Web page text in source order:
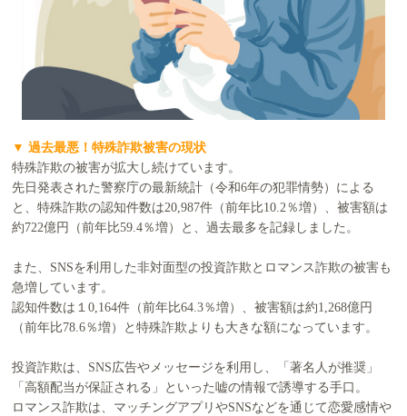
▼ 過去最悪！特殊詐欺被害の現状
特殊詐欺の被害が拡大し続けています。
先日発表された警察庁の最新統計（令和6年の犯罪情勢）による
と、特殊詐欺の認知件数は20,987件（前年比10.2％増）、被害額は
約722億円（前年比59.4％増）と、過去最多を記録しました。
また、SNSを利用した非対面型の投資詐欺とロマンス詐欺の被害も
急増しています。
認知件数は１0,164件（前年比64.3％増）、被害額は約1,268億円
（前年比78.6％増）と特殊詐欺よりも大きな額になっています。
投資詐欺は、SNS広告やメッセージを利用し、「著名人が推奨」
「高額配当が保証される」といった嘘の情報で誘導する手口。
ロマンス詐欺は、マッチングアプリやSNSなどを通じて恋愛感情や